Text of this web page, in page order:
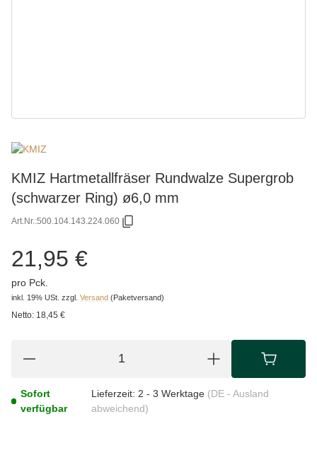
KMIZ Hartmetallfräser Rundwalze Supergrob
(schwarzer Ring) ø6,0 mm
Art.Nr.:500.104.143.224.060
21,95 €
pro Pck.
inkl. 19% USt. zzgl. Versand (Paketversand)
Netto: 18,45 €
Sofort
verfügbar
Lieferzeit: 2 - 3 Werktage (DE - Ausland
abweichend)